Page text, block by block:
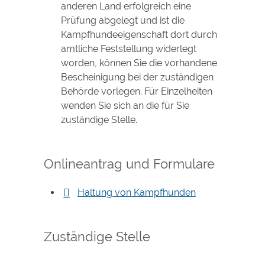
anderen Land erfolgreich eine
Prüfung abgelegt und ist die
Kampfhundeeigenschaft dort durch
amtliche Feststellung widerlegt
worden, können Sie die vorhandene
Bescheinigung bei der zuständigen
Behörde vorlegen. Für Einzelheiten
wenden Sie sich an die für Sie
zuständige Stelle.
Onlineantrag und Formulare
Haltung von Kampfhunden
Zuständige Stelle